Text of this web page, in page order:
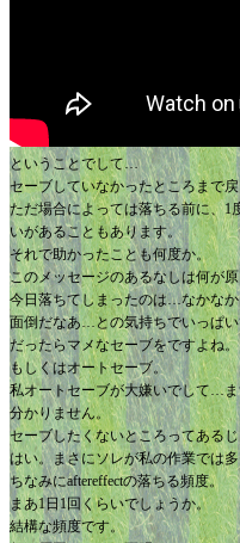
ということでして…
セーブしていなかったところまで
ただ場合によっては落ちる前に、1
いがあることもあります。
それで助かったことも何度か。
このメッセージのあるなしは何が
今日落ちてしまったのは…なかな
面倒だなあ…との気持ちでいっぱ
だったらマメなセーブをですよね。
もしくはオートセーブ。
私オートセーブが大嫌いでして…
分かりません。
セーブしたくないところってある
はい。まさにソレが私の作業では
ちなみにaftereffectの落ちる頻度。
まあ1日1回くらいでしょうか。
結構な頻度です。